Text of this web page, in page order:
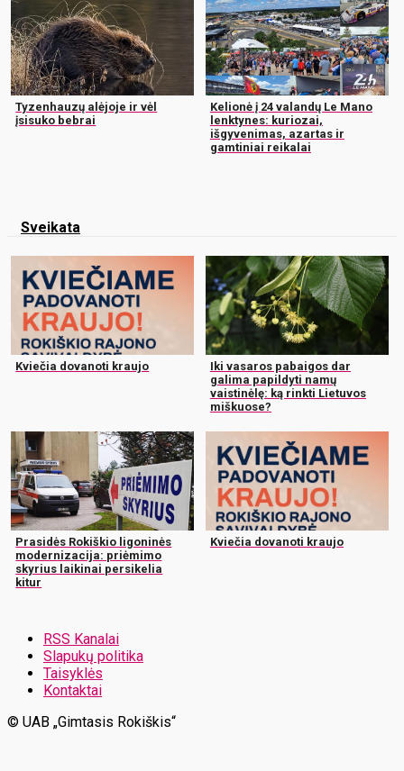
Tyzenhauzų alėjoje ir vėl
įsisuko bebrai
Kelionė į 24 valandų Le Mano
lenktynes: kuriozai,
išgyvenimas, azartas ir
gamtiniai reikalai
Sveikata
Kviečia dovanoti kraujo
Iki vasaros pabaigos dar
galima papildyti namų
vaistinėlę: ką rinkti Lietuvos
miškuose?
Prasidės Rokiškio ligoninės
modernizacija: priėmimo
skyrius laikinai persikelia
kitur
Kviečia dovanoti kraujo
RSS Kanalai
Slapukų politika
Taisyklės
Kontaktai
© UAB „Gimtasis Rokiškis“